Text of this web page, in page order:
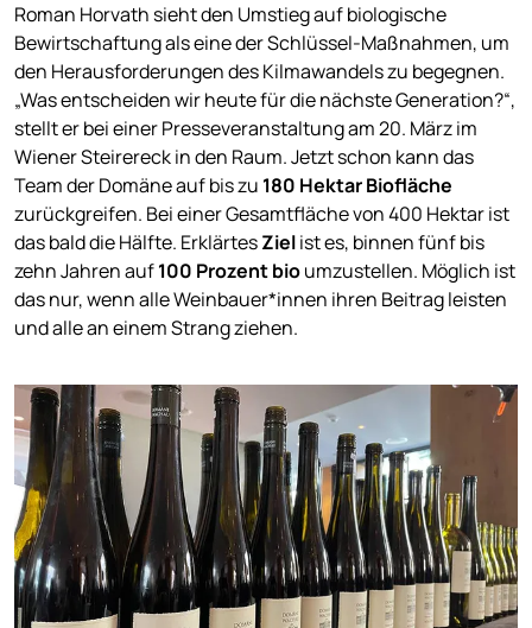
Roman Horvath sieht den Umstieg auf biologische
Bewirtschaftung als eine der Schlüssel-Maßnahmen, um
den Herausforderungen des Kilmawandels zu begegnen.
„Was entscheiden wir heute für die nächste Generation?“,
stellt er bei einer Presseveranstaltung am 20. März im
Wiener Steirereck in den Raum. Jetzt schon kann das
Team der Domäne auf bis zu 180 Hektar Biofläche
zurückgreifen. Bei einer Gesamtfläche von 400 Hektar ist
das bald die Hälfte. ErklärtesZielist es, binnen fünf bis
zehn Jahren auf100 Prozent bioumzustellen. Möglich ist
das nur, wenn alle Weinbauer*innen ihren Beitrag leisten
und alle an einem Strang ziehen.